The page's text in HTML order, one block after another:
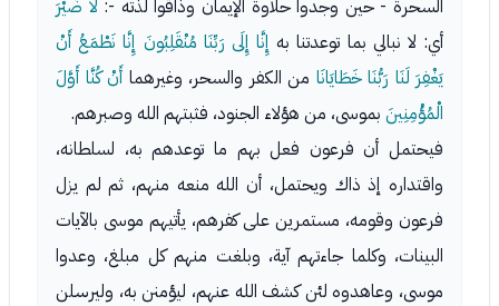
السحرة - حين وجدوا حلاوة الإيمان وذاقوا لذته -: لا ضَيْرَ
أي: لا نبالي بما توعدتنا به إِنَّا إِلَى رَبِّنَا مُنْقَلِبُونَ إِنَّا نَطْمَعُ أَنْ
يَغْفِرَ لَنَا رَبُّنَا خَطَايَانَا من الكفر والسحر، وغيرهما أَنْ كُنَّا أَوَّلَ
الْمُؤْمِنِينَ بموسى، من هؤلاء الجنود، فثبتهم الله وصبرهم.
فيحتمل أن فرعون فعل بهم ما توعدهم به، لسلطانه،
واقتداره إذ ذاك ويحتمل، أن الله منعه منهم، ثم لم يزل
فرعون وقومه، مستمرين على كفرهم، يأتيهم موسى بالآيات
البينات، وكلما جاءتهم آية، وبلغت منهم كل مبلغ، وعدوا
موسى، وعاهدوه لئن كشف الله عنهم، ليؤمنن به، وليرسلن